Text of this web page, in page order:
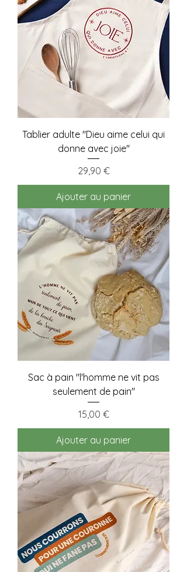
Tablier adulte "Dieu aime celui qui
donne avec joie"
Prix
29,90 €
Ajouter au panier
Sac à pain "l'homme ne vit pas
seulement de pain"
Prix
15,00 €
Ajouter au panier